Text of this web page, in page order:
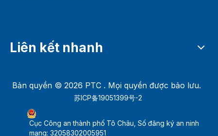
Liên kết nhanh
Bản quyền © 2026 PTC . Mọi quyền được bảo lưu.
苏ICP备19051399号-2
Cục Công an thành phố Tô Châu, Số đăng ký an ninh
mạng: 32058302005951